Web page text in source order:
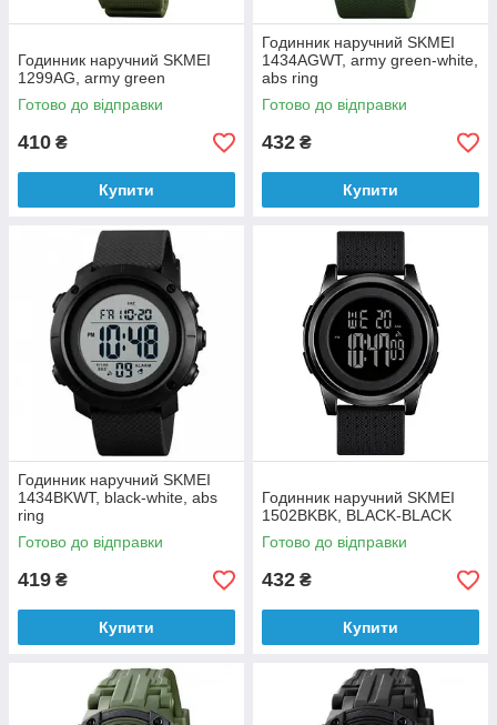
Годинник наручний SKMEI
1299AG, army green
Готово до відправки
410 ₴
Купити
Годинник наручний SKMEI
1434AGWT, army green-white,
abs ring
Готово до відправки
432 ₴
Купити
Годинник наручний SKMEI
1434BKWT, black-white, abs
ring
Готово до відправки
419 ₴
Купити
Годинник наручний SKMEI
1502BKBK, BLACK-BLACK
Готово до відправки
432 ₴
Купити